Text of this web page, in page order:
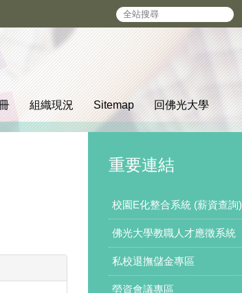
組織現況 Sitemap 回佛光大學
重要連結
校園E化整合系統 (薪資查詢)
佛光大學教職人才應徵系統
私校退撫儲金專區
勞資會議專區